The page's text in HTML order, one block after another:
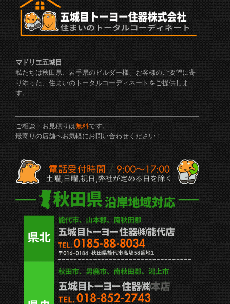
マドリエ五城目
私たちは秋田県、岩手県のビルダー様、お客様のご要望に寄
り添った、住まいのトータルコーディネートをご提供しま
す。
ご相談・お見積りは無料です。
最寄りの店舗へお気軽にお問い合わせください！